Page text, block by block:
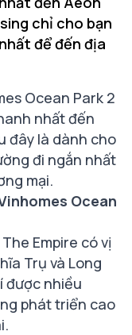
chỉ cho bạn
để đến địa
Ocean Park 2
nhất đến
đây là dành cho
đi ngắn nhất
mại.
Ocean
Empire có vị
Trụ và Long
được nhiều
phát triển cao